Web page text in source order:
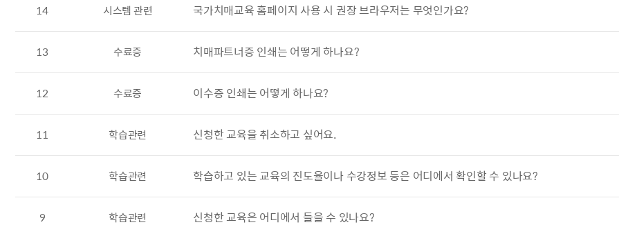
14 시스템 관련 국가치매교육 홈페이지 사용 시 권장 브라우저는 무엇인가요?
13 수료증 치매파트너증 인쇄는 어떻게 하나요?
12 수료증 이수증 인쇄는 어떻게 하나요?
11 학습관련 신청한 교육을 취소하고 싶어요.
10 학습관련 학습하고 있는 교육의 진도율이나 수강정보 등은 어디에서 확인할 수 있나요?
9 학습관련 신청한 교육은 어디에서 들을 수 있나요?